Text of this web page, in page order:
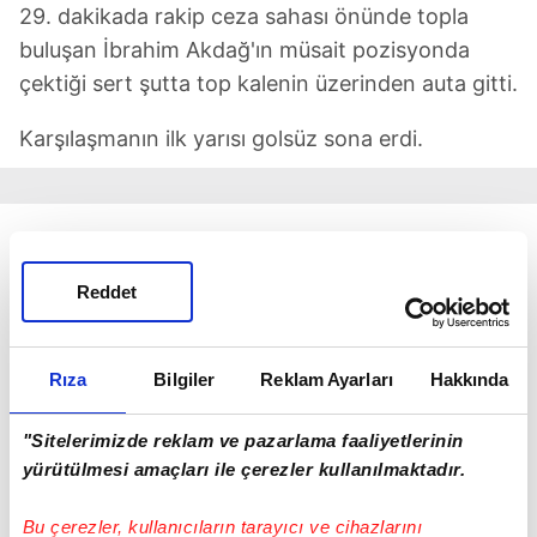
Rıza Bilgiler Reklam Ayarları Hakkında
"Sitelerimizde reklam ve pazarlama faaliyetlerinin
yürütülmesi amaçları ile çerezler kullanılmaktadır.
Bu çerezler, kullanıcıların tarayıcı ve cihazlarını
Reddet
29. dakikada rakip ceza sahası önünde topla
buluşan İbrahim Akdağ'ın müsait pozisyonda
çektiği sert şutta top kalenin üzerinden auta gitti.
Karşılaşmanın ilk yarısı golsüz sona erdi.